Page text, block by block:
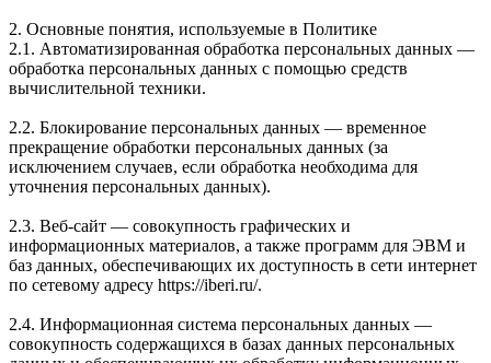
2. Основные понятия, используемые в Политике
2.1. Автоматизированная обработка персональных данных —
обработка персональных данных с помощью средств
вычислительной техники.
2.2. Блокирование персональных данных — временное
прекращение обработки персональных данных (за
исключением случаев, если обработка необходима для
уточнения персональных данных).
2.3. Веб-сайт — совокупность графических и
информационных материалов, а также программ для ЭВМ и
баз данных, обеспечивающих их доступность в сети интернет
по сетевому адресу https://iberi.ru/.
2.4. Информационная система персональных данных —
совокупность содержащихся в базах данных персональных